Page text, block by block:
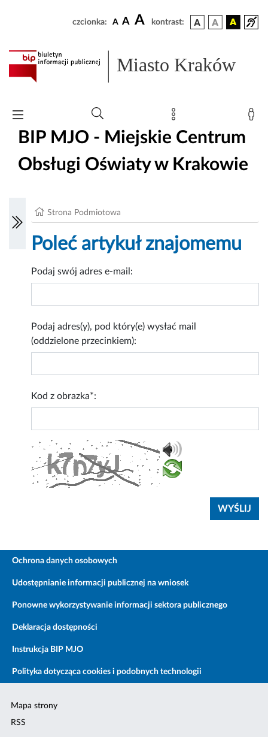
czcionka: A A A kontrast:
Miasto Kraków
BIP MJO - Miejskie Centrum
Obsługi Oświaty w Krakowie
Strona Podmiotowa
Poleć artykuł znajomemu
Podaj swój adres e-mail:
Podaj adres(y), pod który(e) wysłać mail
(oddzielone przecinkiem):
Kod z obrazka*:
Ochrona danych osobowych
Udostępnianie informacji publicznej na wniosek
Ponowne wykorzystywanie informacji sektora publicznego
Deklaracja dostępności
Instrukcja BIP MJO
Polityka dotycząca cookies i podobnych technologii
Mapa strony
RSS